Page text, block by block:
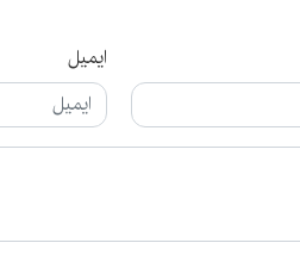
ایمیل